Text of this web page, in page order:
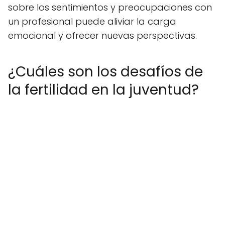
sobre los sentimientos y preocupaciones con
un profesional puede aliviar la carga
emocional y ofrecer nuevas perspectivas.
¿Cuáles son los desafíos de
la fertilidad en la juventud?